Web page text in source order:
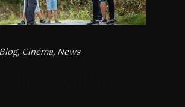
Blog, Cinéma, News